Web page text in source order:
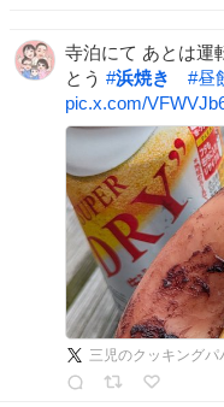
寺泊にて あとは運
とう #浜焼き #昼
pic.x.com/
三児のクッキングパ